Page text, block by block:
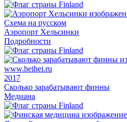
Схема на русском
Аэропорт Хельсинки
Подробности
2017
Сколько зарабатывают финны
Медиана